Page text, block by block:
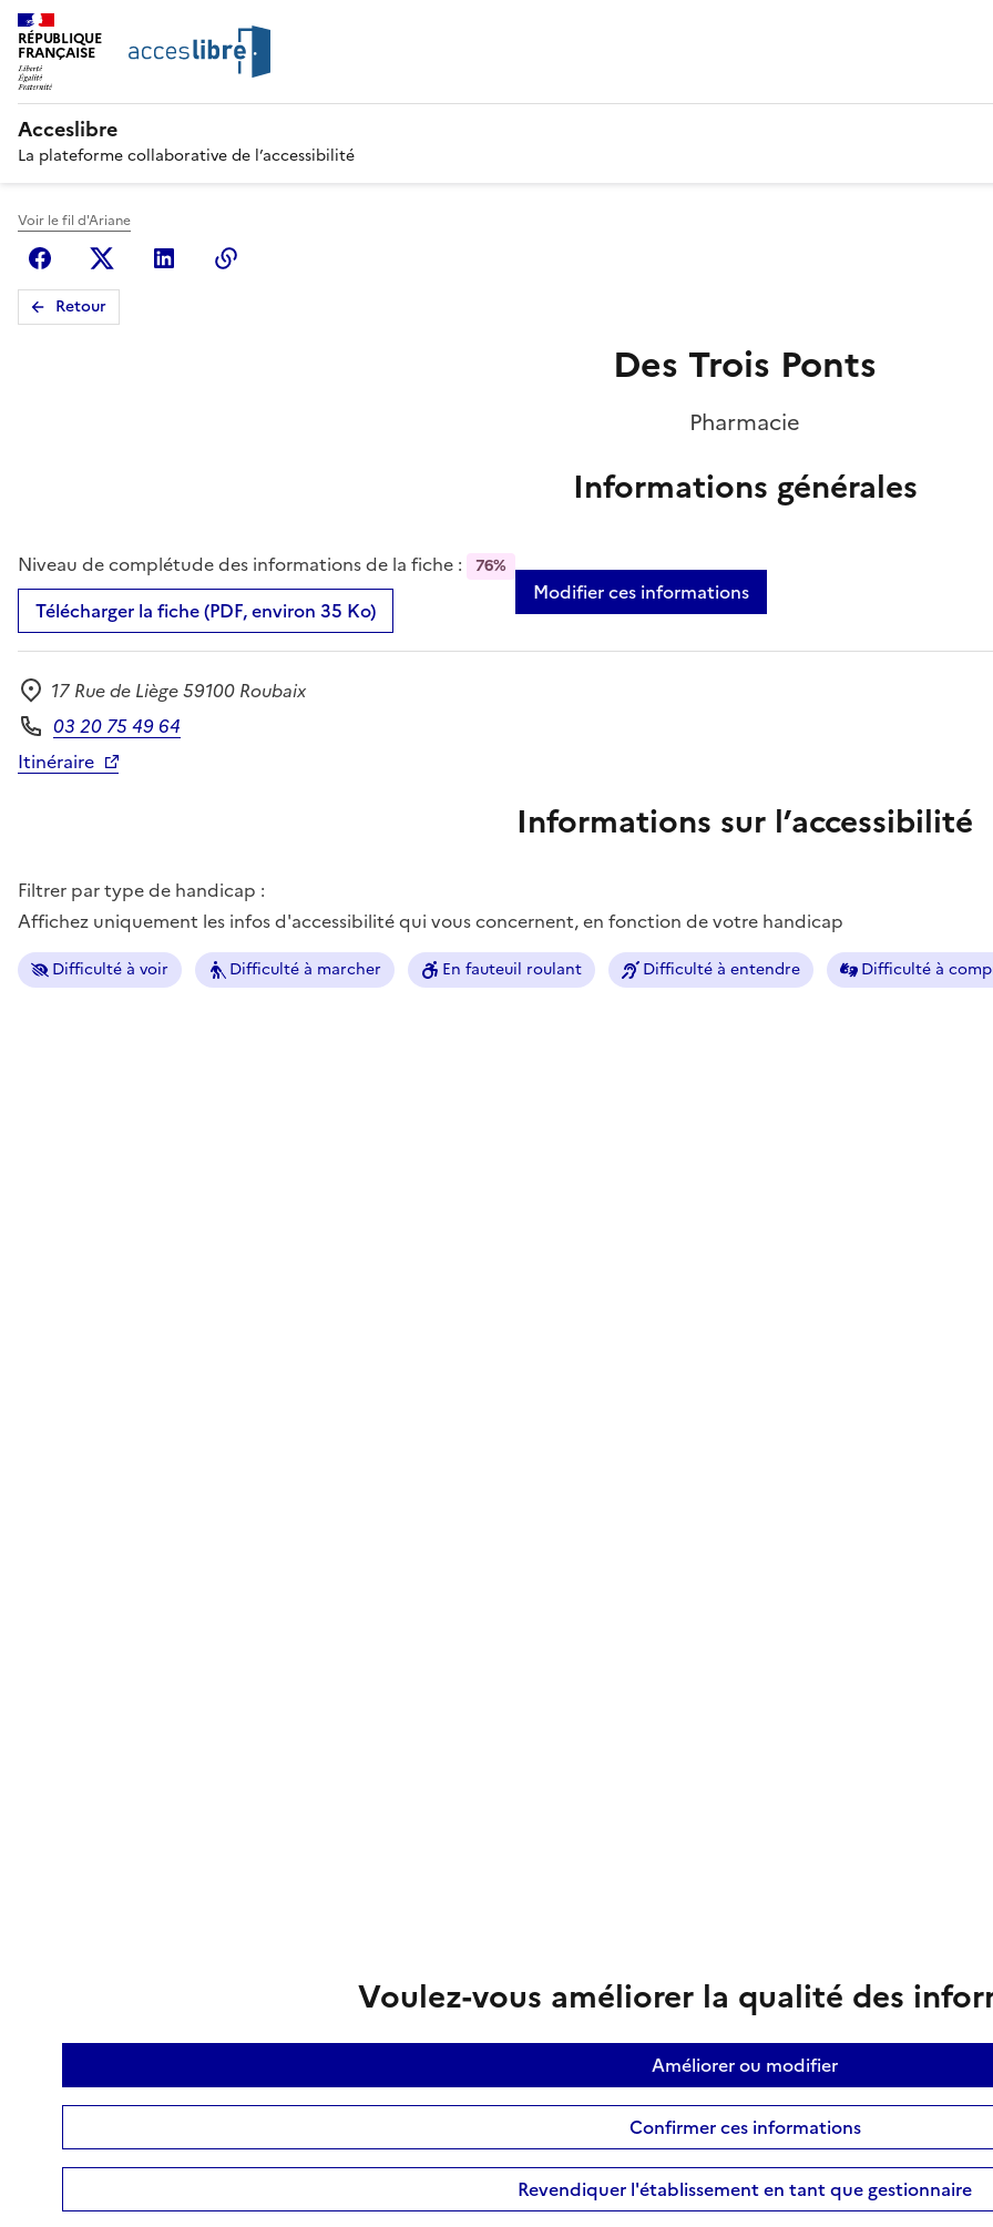
RÉPUBLIQUE
FRANÇAISE
Acceslibre
La plateforme collaborative de l’accessibilité
Voir le fil d'Ariane
FacebookX (anciennement Twitter)
Linkedin
Retour
Des Trois Ponts
Pharmacie
Informations générales
Niveau de complétude des informations de la fiche : 76%
Télécharger la fiche (PDF, environ 35 Ko)
Modifier ces informations
Adresse
17 Rue de Liège 59100 Roubaix
Téléphone
03 20 75 49 64
Itinéraire
Informations sur l’accessibilité
Filtrer par type de handicap :
Affichez uniquement les infos d'accessibilité qui vous concernent, en fonction de votre handicap
Difficulté à voir Difficulté à marcher En fauteuil roulant Difficulté à entendre Difficulté à
Voulez-vous améliorer la qualité des
Améliorer ou modifier
Confirmer ces informations
Revendiquer l'établissement en tant que gestionnaire